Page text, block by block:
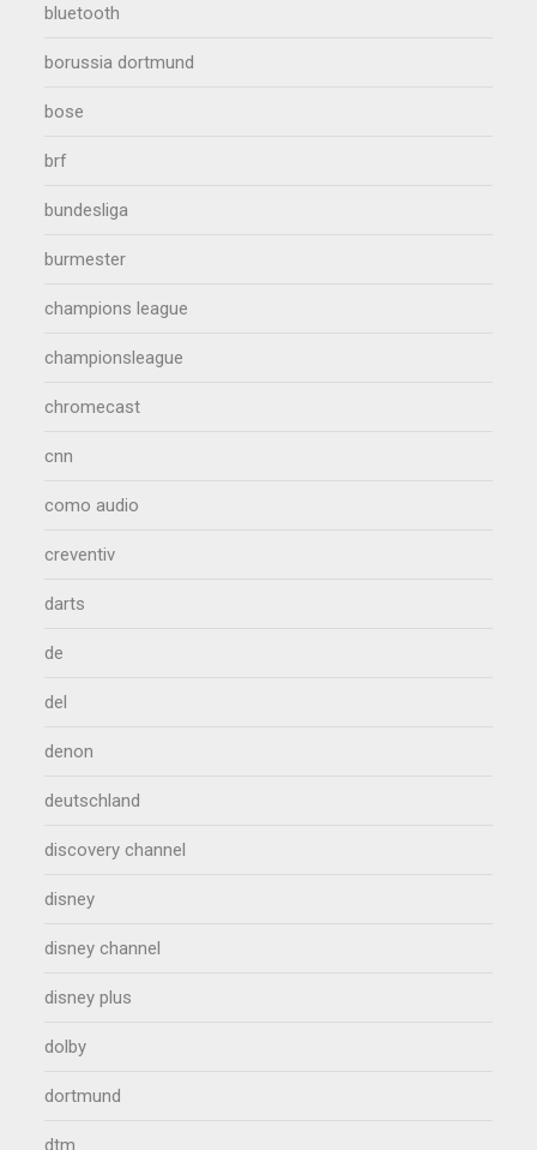
bluetooth
borussia dortmund
bose
brf
bundesliga
burmester
champions league
championsleague
chromecast
cnn
como audio
creventiv
darts
de
del
denon
deutschland
discovery channel
disney
disney channel
disney plus
dolby
dortmund
dtm